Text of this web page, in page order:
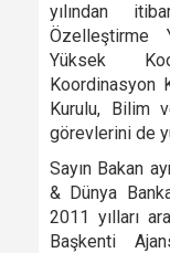
yılından
Özelleştirme
Yüksek
Koordinasyon
Kurulu, Bilim
görevlerini de
Sayın Bakan
& Dünya
2011 yılları
Başkenti